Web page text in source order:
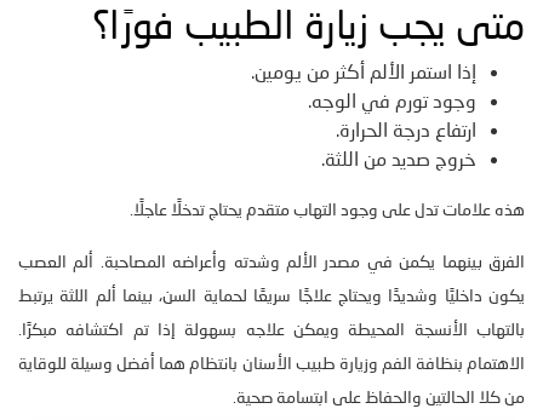
متى يجب زيارة الطبيب فورًا؟
إذا استمر الألم أكثر من يومين.
وجود تورم في الوجه.
ارتفاع درجة الحرارة.
خروج صديد من اللثة.
هذه علامات تدل على وجود التهاب متقدم يحتاج تدخلًا عاجلًا.
الفرق بينهما يكمن في مصدر الألم وشدته وأعراضه المصاحبة. ألم العصب
يكون داخليًا وشديدًا ويحتاج علاجًا سريعًا لحماية السن، بينما ألم اللثة يرتبط
بالتهاب الأنسجة المحيطة ويمكن علاجه بسهولة إذا تم اكتشافه مبكرًا.
الاهتمام بنظافة الفم وزيارة طبيب الأسنان بانتظام هما أفضل وسيلة للوقاية
من كلا الحالتين والحفاظ على ابتسامة صحية.